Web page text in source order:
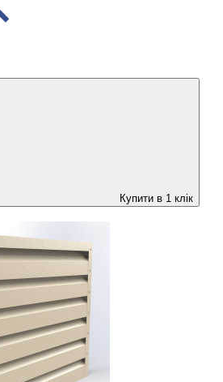
Купити в 1 клік